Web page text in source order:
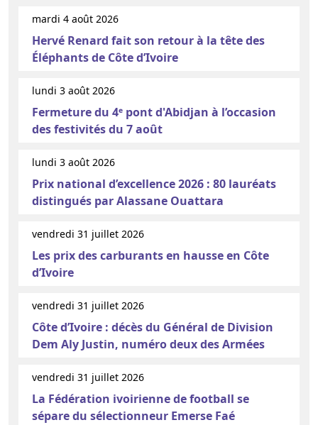
mardi 4 août 2026
Hervé Renard fait son retour à la tête des
Éléphants de Côte d’Ivoire
lundi 3 août 2026
Fermeture du 4ᵉ pont d'Abidjan à l’occasion
des festivités du 7 août
lundi 3 août 2026
Prix national d’excellence 2026 : 80 lauréats
distingués par Alassane Ouattara
vendredi 31 juillet 2026
Les prix des carburants en hausse en Côte
d’Ivoire
vendredi 31 juillet 2026
Côte d’Ivoire : décès du Général de Division
Dem Aly Justin, numéro deux des Armées
vendredi 31 juillet 2026
La Fédération ivoirienne de football se
sépare du sélectionneur Emerse Faé